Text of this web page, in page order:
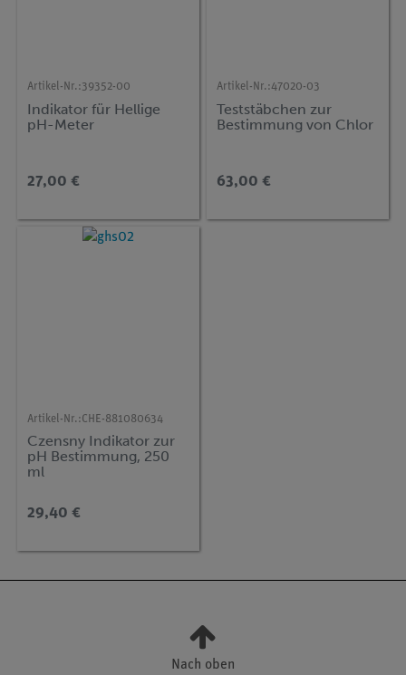
Artikel-Nr.:39352-00
Indikator für Hellige
pH-Meter
27,00 €
Artikel-Nr.:47020-03
Teststäbchen zur
Bestimmung von Chlor
63,00 €
Artikel-Nr.:CHE-881080634
Czensny Indikator zur
pH Bestimmung, 250
ml
29,40 €
Nach oben